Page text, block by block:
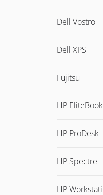
Dell Vostro
Dell XPS
Fujitsu
HP EliteBook
HP ProDesk
HP Spectre
HP